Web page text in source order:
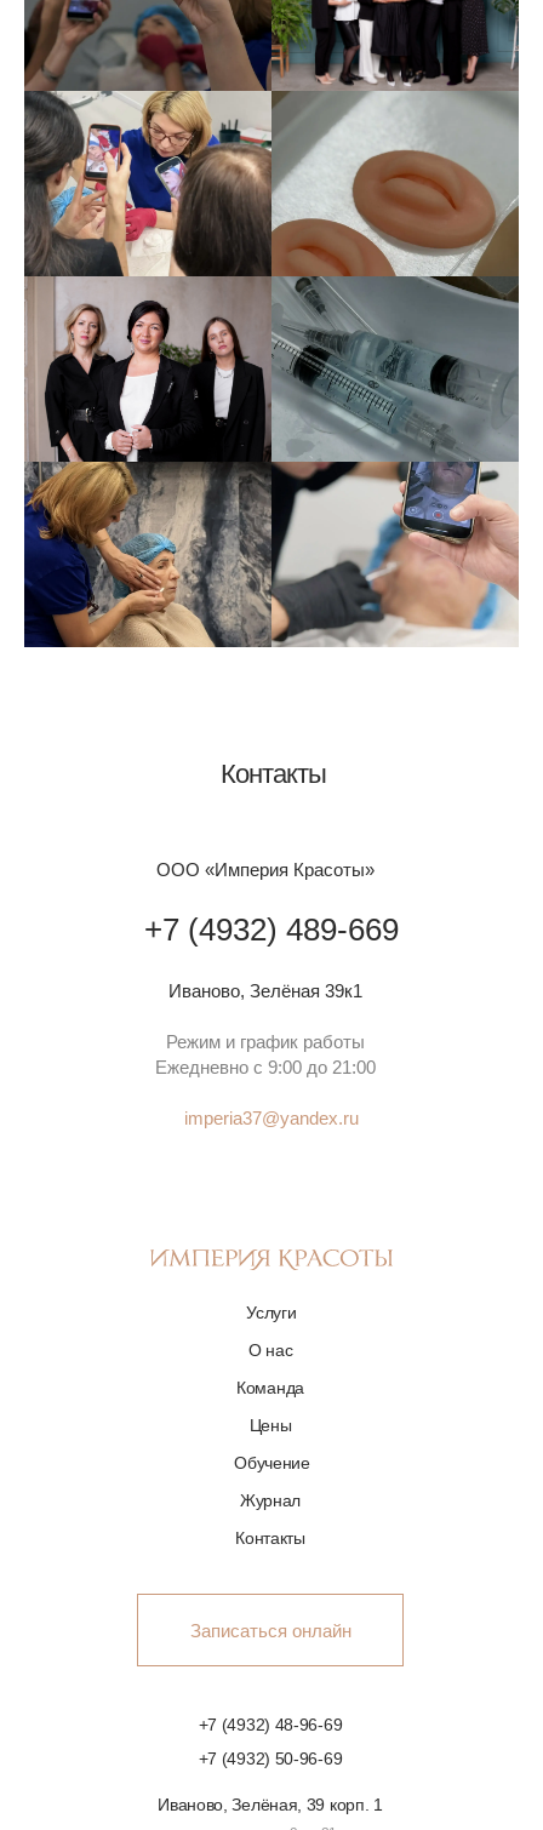
Контакты
ООО «Империя Красоты»⁣⁣⠀
+7 (4932) 489-669⁣⁣
Иваново, Зелёная 39к1⁣⁣⠀
Режим и график работы⁣⁣⠀
Ежедневно с 9:00 до 21:00⁣⁣⠀
imperia37@yandex.ru
Записаться онлайн
О нас
Команда
Цены
Обучение
Журнал
Контакты
Услуги
+7 (4932) 48-96-69
+7 (4932) 50-96-69
Иваново, Зелёная, 39 корп. 1